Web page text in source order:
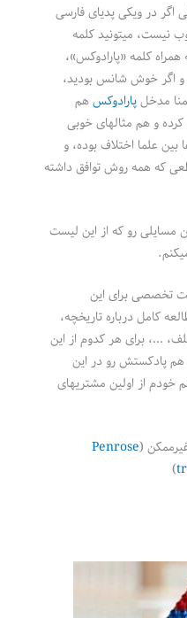
اگر در ویکی پدیای فارسی
نیست، میتونید کلمه
کلمه «پارادوکس»،
و اگر خوش شانس بودید،
مدخلپارادوکس هم
کرده و هم مثالهای خوبی
علما اختلاف بوده، و
که همه روش توافق داشته
مسایلی رو که از این لیست
تخصصی برای این
کامل درباره تاریخچه،
…، برای هر کدوم از این
هم پادکستش رو در این
خودم از اولین مشتریهای
(
Penrose